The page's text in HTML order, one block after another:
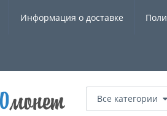
Информация о доставке
Все категории